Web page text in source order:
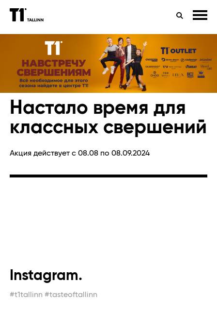
ПОИСК
ИСКУССТВО
ПРЕЗЕНТАЦИЯ КНИГИ ЭМОЦИИ
СПОРТ
СТОЯНКА
Настало время для
классных свершений
Акция действует с 08.08 по 08.09.2024
Instagram.
#t1tallinn #tasteoftallinn